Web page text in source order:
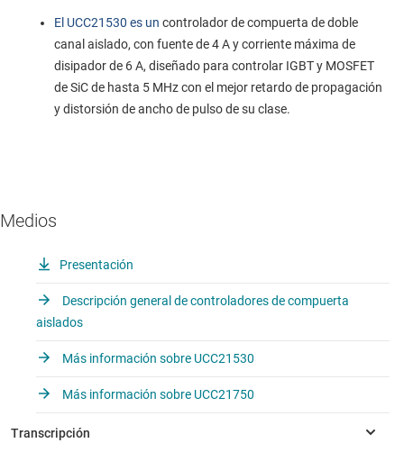
El UCC21530 es un controlador de compuerta de doble
canal aislado, con fuente de 4 A y corriente máxima de
disipador de 6 A, diseñado para controlar IGBT y MOSFET
de SiC de hasta 5 MHz con el mejor retardo de propagación
y distorsión de ancho de pulso de su clase.
Medios
Presentación
Descripción general de controladores de compuerta
aislados
Más información sobre UCC21530
Más información sobre UCC21750